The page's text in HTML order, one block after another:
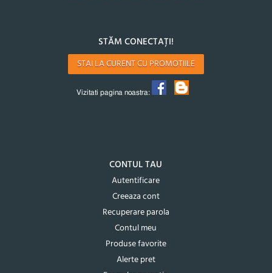
STĂM CONECTAȚI!
STAI LA CURENT CU PROMOTIILE
Vizitati pagina noastra:
CONTUL TAU
Autentificare
Creeaza cont
Recuperare parola
Contul meu
Produse favorite
Alerte pret